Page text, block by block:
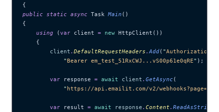
{
public static async Task Main ()
{
    using
(var client = new HttpClient())
    {
        client
. DefaultRequestHeaders .Add( "Authorization
            "
Bearer em_test_51RxCWJ...vS00p61e0qRE" );
        var
response = await client . GetAsync (
            "
https://api.emailit.com/v2/
        var
result = await response . Content .